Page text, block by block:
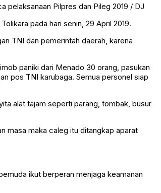
pelaksanaan Pilpres dan Pileg 2019 / DJ
pada hari senin, 29 April 2019.
TNI dan pemerintah daerah, karena
paniki dari Menado 30 orang, pasukan
pos TNI karubaga. Semua personel siap
alat tajam seperti parang, tombak, busur
masa maka caleg itu ditangkap aparat
ikut berperan menjaga keamanan